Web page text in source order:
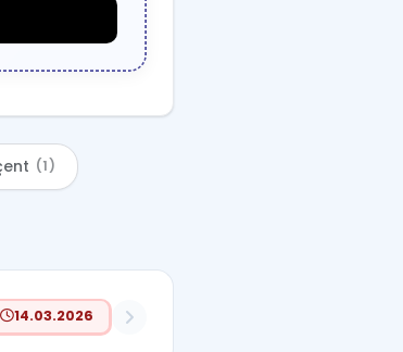
(1)
14.03.2026